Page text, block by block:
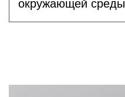
окружающей среды